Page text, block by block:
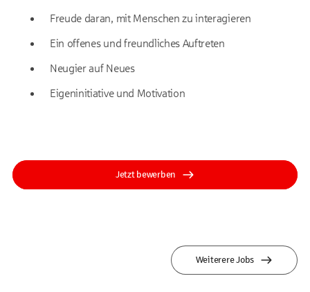
Freude daran, mit Menschen zu interagieren
Ein offenes und freundliches Auftreten
Neugier auf Neues
Eigeninitiative und Motivation
Jetzt bewerben
Weiterere Jobs